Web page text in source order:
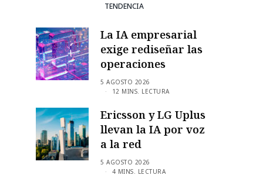
TENDENCIA
La IA empresarial
exige rediseñar las
operaciones
5 AGOSTO 2026
12 MINS. LECTURA
Ericsson y LG Uplus
llevan la IA por voz
a la red
5 AGOSTO 2026
4 MINS. LECTURA